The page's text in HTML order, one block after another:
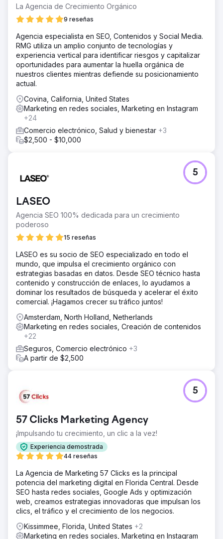
Ir a la página de la agencia
La Agencia de Crecimiento Orgánico
9 reseñas
Agencia especialista en SEO, Contenidos y Social Media.
RMG utiliza un amplio conjunto de tecnologías y
experiencia vertical para identificar riesgos y capitalizar
oportunidades para aumentar la huella orgánica de
nuestros clientes mientras defiende su posicionamiento
actual.
Covina, California, United States
Marketing en redes sociales, Marketing en Instagram
+24
Comercio electrónico, Salud y bienestar +3
$2,500 - $10,000
LASEO
Agencia SEO 100% dedicada para un crecimiento
poderoso
15 reseñas
5
LASEO es su socio de SEO especializado en todo el
mundo, que impulsa el crecimiento orgánico con
estrategias basadas en datos. Desde SEO técnico hasta
contenido y construcción de enlaces, lo ayudamos a
dominar los resultados de búsqueda y acelerar el éxito
comercial. ¡Hagamos crecer su tráfico juntos!
Amsterdam, North Holland, Netherlands
Marketing en redes sociales, Creación de contenidos
+22
Seguros, Comercio electrónico +3
A partir de $2,500
57 Clicks Marketing Agency
¡Impulsando tu crecimiento, un clic a la vez!
Experiencia demostrada
44 reseñas
5
La Agencia de Marketing 57 Clicks es la principal
potencia del marketing digital en Florida Central. Desde
SEO hasta redes sociales, Google Ads y optimización
web, creamos estrategias innovadoras que impulsan los
clics, el tráfico y el crecimiento de los negocios.
Kissimmee, Florida, United States +2
Marketing en redes sociales, Marketing en Instagram